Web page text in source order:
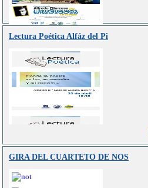
Lectura Poética Alfáz del Pi
GIRA DEL CUARTETO DE NOS